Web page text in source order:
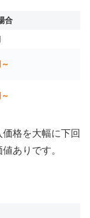
合
格を大幅に下回
ありです。